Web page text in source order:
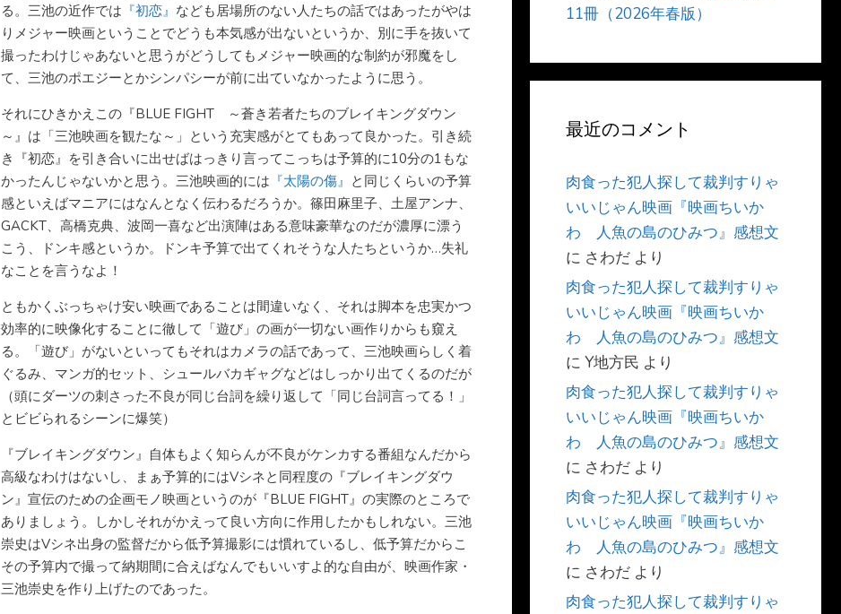
る。三池の近作では 『初恋』 なども居場所のない人たちの話ではあったがやは
りメジャー映画ということでどうも本気感が出ないというか、別に手を抜いて
撮ったわけじゃあないと思うがどうしてもメジャー映画的な制約が邪魔をし
て、三池のポエジーとかシンパシーが前に出ていなかったように思う。
それにひきかえこの『BLUE FIGHT ～蒼き若者たちのブレイキングダウン
～』は「三池映画を観たな～」という充実感がとてもあって良かった。引き続
き『初恋』を引き合いに出せばはっきり言ってこっちは予算的に10分の1もな
かったんじゃないかと思う。三池映画的には 『太陽の傷』 と同じくらいの予算
感といえばマニアにはなんとなく伝わるだろうか。篠田麻里子、土屋アンナ、
GACKT、高橋克典、波岡一喜など出演陣はある意味豪華なのだが濃厚に漂う
こう、ドンキ感というか。ドンキ予算で出てくれそうな人たちというか…失礼
なことを言うなよ！
ともかくぶっちゃけ安い映画であることは間違いなく、それは脚本を忠実かつ
効率的に映像化することに徹して「遊び」の画が一切ない画作りからも窺え
る。「遊び」がないといってもそれはカメラの話であって、三池映画らしく着
ぐるみ、マンガ的セット、シュールバカギャグなどはしっかり出てくるのだが
（頭にダーツの刺さった不良が同じ台詞を繰り返して「同じ台詞言ってる！」
とビビられるシーンに爆笑）
『ブレイキングダウン』自体もよく知らんが不良がケンカする番組なんだから
高級なわけはないし、まぁ予算的にはVシネと同程度の『ブレイキングダウ
ン』宣伝のための企画モノ映画というのが『BLUE FIGHT』の実際のところで
ありましょう。しかしそれがかえって良い方向に作用したかもしれない。三池
崇史はVシネ出身の監督だから低予算撮影には慣れているし、低予算だからこ
その予算内で撮って納期間に合えばなんでもいいすよ的な自由が、映画作家・
三池崇史を作り上げたのであった。
11冊（2026年春版）
最近のコメント
肉食った犯人探して裁判すりゃ
いいじゃん映画『映画ちいか
わ 人魚の島のひみつ』感想文
に さわだ より
肉食った犯人探して裁判すりゃ
いいじゃん映画『映画ちいか
わ 人魚の島のひみつ』感想文
に Y地方民 より
肉食った犯人探して裁判すりゃ
いいじゃん映画『映画ちいか
わ 人魚の島のひみつ』感想文
に さわだ より
肉食った犯人探して裁判すりゃ
いいじゃん映画『映画ちいか
わ 人魚の島のひみつ』感想文
に さわだ より
肉食った犯人探して裁判すりゃ